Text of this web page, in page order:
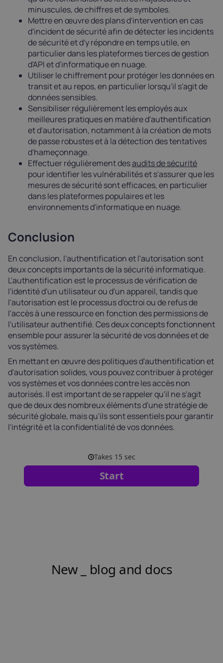
minuscules, de chiffres et de symboles.
Mettre en œuvre des plans d'intervention en cas
d'incident de sécurité afin de détecter les incidents
de sécurité et d'y répondre en temps utile, en
particulier dans les plateformes tierces de gestion
d'API et d'informatique en nuage.
Utiliser le chiffrement pour protéger les données en
transit et au repos, en particulier lorsqu'il s'agit de
données sensibles.
Sensibiliser régulièrement les employés aux
meilleures pratiques en matière d'authentification
et d'autorisation, notamment à la création de mots
de passe robustes et à la détection des tentatives
d'hameçonnage.
Effectuer régulièrement desaudits de sécurité
pour identifier les vulnérabilités et s'assurer que les
mesures de sécurité sont efficaces, en particulier
dans les plateformes populaires et les
environnements d'informatique en nuage.
Conclusion
En conclusion, l'authentification et l'autorisation sont
deux concepts importants de la sécurité informatique.
L'authentification est le processus de vérification de
l'identité d'un utilisateur ou d'un appareil, tandis que
l'autorisation est le processus d'octroi ou de refus de
l'accès à une ressource en fonction des permissions de
l'utilisateur authentifié. Ces deux concepts fonctionnent
ensemble pour assurer la sécurité de vos données et de
vos systèmes.
En mettant en œuvre des politiques d'authentification et
d'autorisation solides, vous pouvez contribuer à protéger
vos systèmes et vos données contre les accès non
autorisés. Il est important de se rappeler qu'il ne s'agit
que de deux des nombreux éléments d'une stratégie de
sécurité globale, mais qu'ils sont essentiels pour garantir
l'intégrité et la confidentialité de vos données.